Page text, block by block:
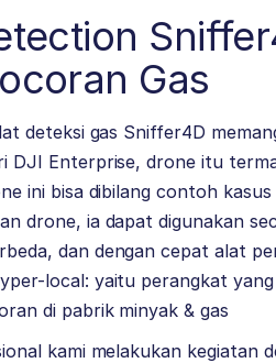
Gas
deteksi gas Sniffer4D
DJI Enterprise, drone itu
ini bisa dibilang contoh
drone, ia dapat digunakan
dan dengan cepat alat
local: yaitu perangkat
di pabrik minyak & gas
kami melakukan kegiatan